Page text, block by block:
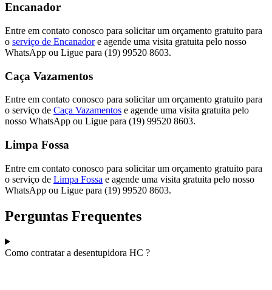
Encanador
Entre em contato conosco para solicitar um orçamento gratuito para
o serviço de Encanadore agende uma visita gratuita pelo nosso
WhatsApp ou Ligue para (19) 99520 8603.
Caça Vazamentos
Entre em contato conosco para solicitar um orçamento gratuito para
o serviço de Caça Vazamentos e agende uma visita gratuita pelo
nosso WhatsApp ou Ligue para (19) 99520 8603.
Limpa Fossa
Entre em contato conosco para solicitar um orçamento gratuito para
o serviço de Limpa Fossa e agende uma visita gratuita pelo nosso
WhatsApp ou Ligue para (19) 99520 8603.
Perguntas Frequentes
Como contratar a desentupidora HC ?